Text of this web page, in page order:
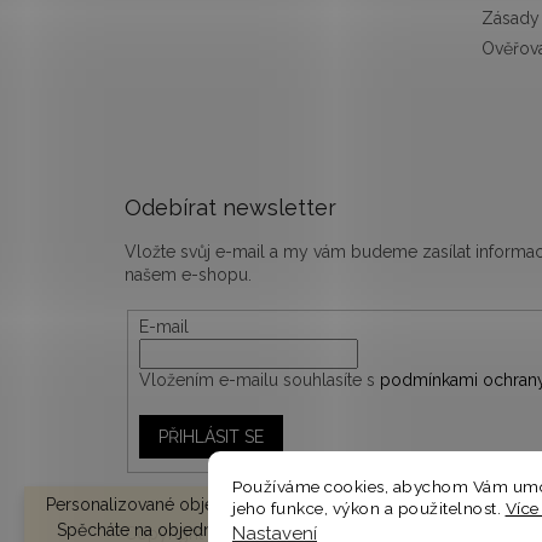
Používáme cookies, abychom Vám
jeho funkce, výkon a použitelnost.
Nastavení
Personalizované objednávky vyrábíme a odesíláme do 10-14
Spěcháte na objednávku? V košíku zvolte EXPRESNÍ DODÁNÍ ⭐
Odebírat newsletter
Vložte svůj e-mail a my vám budeme zasílat
našem e-shopu.
E-mail
Vložením e-mailu souhlasíte s podmínkami
PŘIHLÁSIT SE
Copyright 2026woodify.cz